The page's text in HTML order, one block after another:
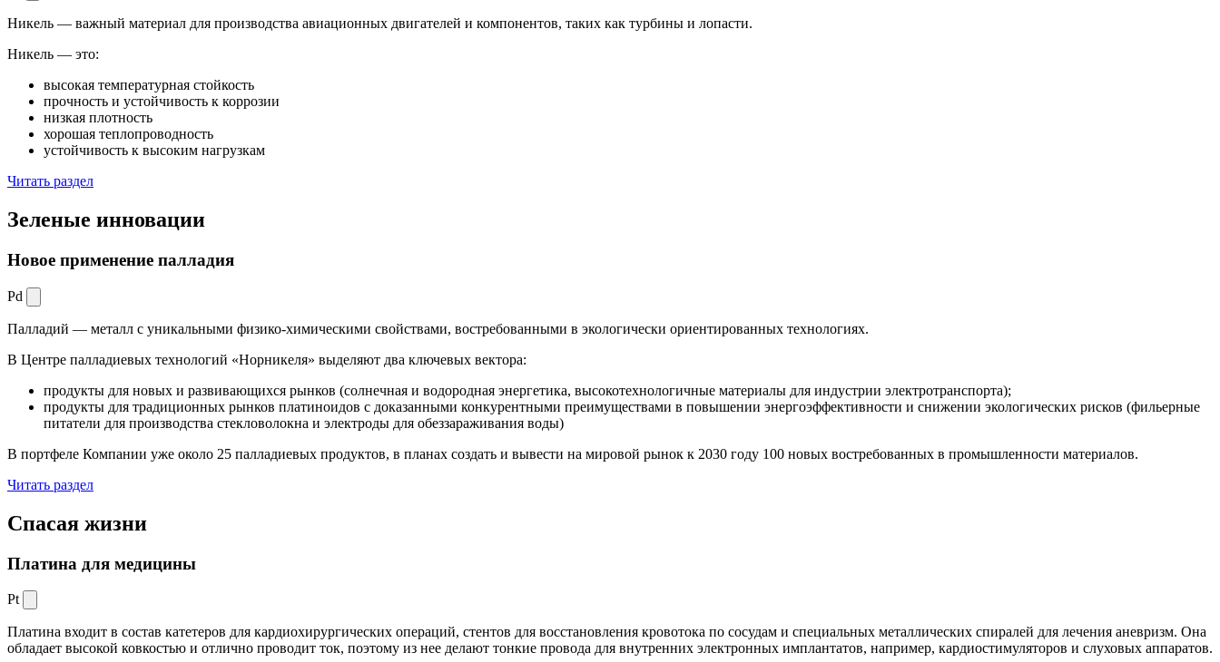
Никель — важный материал для производства авиационных двигателей и компонентов, таких как турбины и лопасти.
Никель — это:
высокая температурная стойкость
прочность и устойчивость к коррозии
низкая плотность
хорошая теплопроводность
устойчивость к высоким нагрузкам
Читать раздел
Зеленые инновации
Новое применение палладия
Pd
Палладий — металл с уникальными физико-химическими свойствами, востребованными в экологически ориентированных технологиях.
В Центре палладиевых технологий «Норникеля» выделяют два ключевых вектора:
продукты для новых и развивающихся рынков (солнечная и водородная энергетика, высокотехнологичные материалы для индустрии электротранспорта);
продукты для традиционных рынков платиноидов с доказанными конкурентными преимуществами в повышении энергоэффективности и снижении экологических рисков (фильерные
питатели для производства стекловолокна и электроды для обеззараживания воды)
В портфеле Компании уже около 25 палладиевых продуктов, в планах создать и вывести на мировой рынок к 2030 году 100 новых востребованных в промышленности материалов.
Читать раздел
Спасая жизни
Платина для медицины
Pt
Платина входит в состав катетеров для кардиохирургических операций, стентов для восстановления кровотока по сосудам и специальных металлических спиралей для лечения аневризм. Она
обладает высокой ковкостью и отлично проводит ток, поэтому из нее делают тонкие провода для внутренних электронных имплантатов, например, кардиостимуляторов и слуховых аппаратов.